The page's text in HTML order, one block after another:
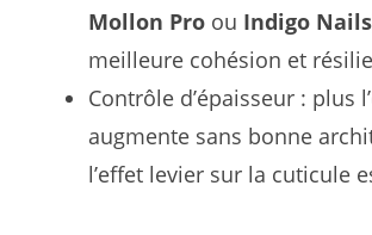
Mollon Pro ou Indigo Nails
meilleure cohésion et
Contrôle d’épaisseur : plus
augmente sans bonne
l’effet levier sur la cuticule